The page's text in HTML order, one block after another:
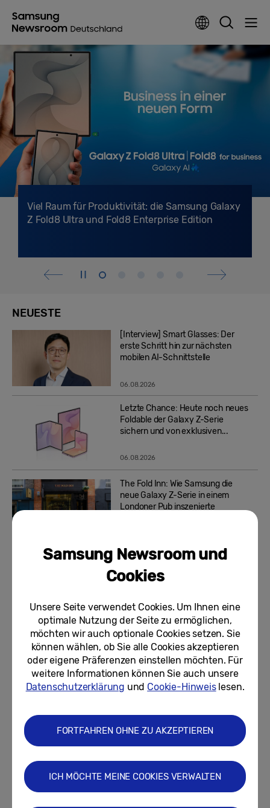
Viel Raum für Produktivität: die Samsung Galaxy
Z Fold8 Ultra und Fold8 Enterprise Edition
NEUESTE
[Interview] Smart Glasses: Der
erste Schritt hin zur nächsten
mobilen AI-Schnittstelle
06.08.2026
Letzte Chance: Heute noch neues
Foldable der Galaxy Z-Serie
sichern und von exklusiven...
06.08.2026
The Fold Inn: Wie Samsung die
neue Galaxy Z-Serie in einem
Londoner Pub inszenierte
Ready, set, game: Samsung bringt
das LAN-Party-Feeling mit der
Gaming Night ins Jahr 2026
05.08.2026
Der Samsung Unterschied: Ein mit
SmartThings vernetztes Zuhause
ist einfacher als man denkt
04.08.2026
Samsung „Gaming Weeks“
belohnen Spielefans mit coolen...
Neueste Beiträge anzeigen
Samsung Newsroom und
Cookies
Unsere Seite verwendet Cookies. Um Ihnen eine
optimale Nutzung der Seite zu ermöglichen,
möchten wir auch optionale Cookies setzen. Sie
können wählen, ob Sie alle Cookies akzeptieren
oder eigene Präferenzen einstellen möchten. Für
weitere Informationen können Sie auch unsere
Datenschutzerklärung und Cookie-Hinweislesen.
FORTFAHREN OHNE ZU AKZEPTIEREN
ICH MÖCHTE MEINE COOKIES VERWALTEN